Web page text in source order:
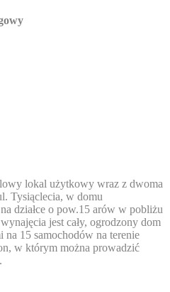
lokal użytkowy wraz z dwoma
Tysiąclecia, w domu
działce o pow.15 arów w pobliżu
jest cały, ogrodzony dom
15 samochodów na terenie
w którym można prowadzić